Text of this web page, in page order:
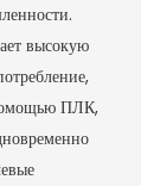
высокую
ПЛК,